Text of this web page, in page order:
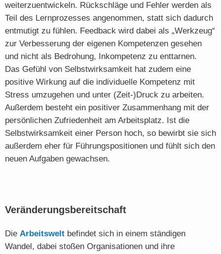
weiterzuentwickeln. Rückschläge und Fehler werden als
Teil des Lernprozesses angenommen, statt sich dadurch
entmutigt zu fühlen. Feedback wird dabei als „Werkzeug“
zur Verbesserung der eigenen Kompetenzen gesehen
und nicht als Bedrohung, Inkompetenz zu enttarnen.
Das Gefühl von Selbstwirksamkeit hat zudem eine
positive Wirkung auf die individuelle Kompetenz mit
Stress umzugehen und unter (Zeit-)Druck zu arbeiten.
Außerdem besteht ein positiver Zusammenhang mit der
persönlichen Zufriedenheit am Arbeitsplatz. Ist die
Selbstwirksamkeit einer Person hoch, so bewirbt sie sich
außerdem eher für Führungspositionen und fühlt sich den
neuen Aufgaben gewachsen.
Veränderungsbereitschaft
Die Arbeitswelt befindet sich in einem ständigen
Wandel, dabei stoßen Organisationen und ihre